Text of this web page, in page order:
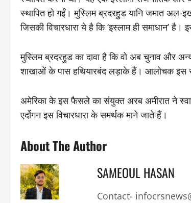
स्थापित हो गईं। मुस्लिम ब्रदरहुड यानि जमात अल-
जिसकी विचारधारा ये है कि ‘इस्लाम ही समाधान’
मुस्लिम ब्रदरहुड का दावा है कि वो अब चुनाव और
शाखाओं के पास हथियारबंद लड़ाके हैं। आलोचक इस
अमेरिका के इस फैसले का संयुक्त अरब अमीरात ने
एर्दोगन इस विचारधारा के समर्थक माने जाते हैं।
About The Author
SAMEOUL HASAN
Contact-